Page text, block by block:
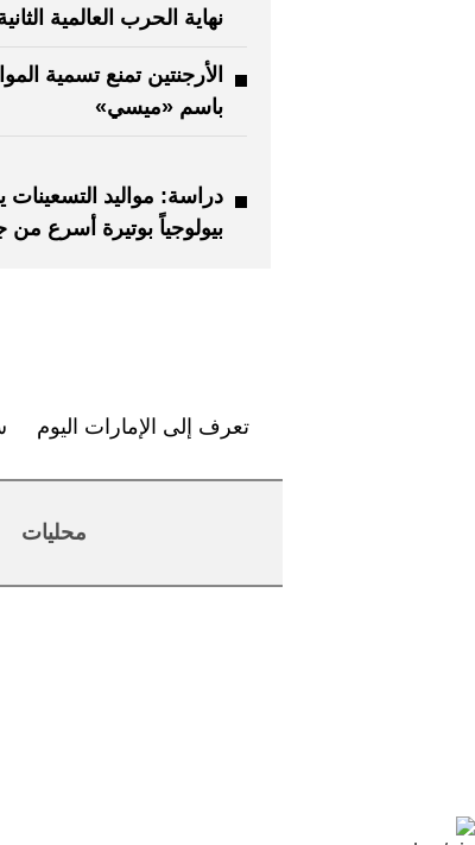
نهاية الحرب العالمية
الأرجنتين تمنع تسمية
باسم «ميسي»
دراسة: مواليد
بيولوجياً بوتيرة أسرع من
تعرف إلى الإمارات اليوم
محليات